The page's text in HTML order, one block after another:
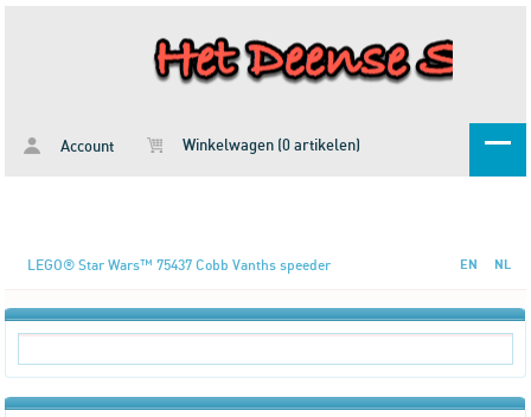
Account Winkelwagen (0 artikelen)
LEGO® Star Wars™ 75437 Cobb Vanths speeder EN NL